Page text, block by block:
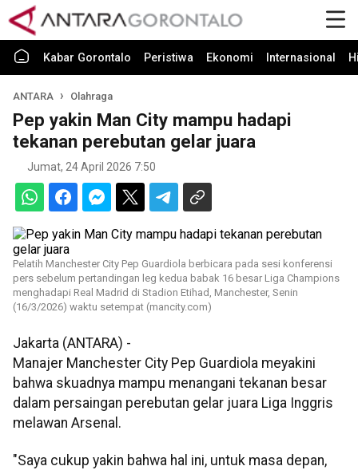
Kabar Gorontalo Peristiwa Ekonomi Internasional
ANTARA Olahraga
Pep yakin Man City mampu hadapi
tekanan perebutan gelar juara
Jumat, 24 April 2026 7:50
Pelatih Manchester City Pep Guardiola berbicara pada sesi konferensi
pers sebelum pertandingan leg kedua babak 16 besar Liga Champions
menghadapi Real Madrid di Stadion Etihad, Manchester, Senin
(16/3/2026) waktu setempat (mancity.com)
Jakarta (ANTARA) -
Manajer Manchester City Pep Guardiola meyakini
bahwa skuadnya mampu menangani tekanan besar
dalam persaingan perebutan gelar juara Liga Inggris
melawan Arsenal.
"Saya cukup yakin bahwa hal ini, untuk masa depan,